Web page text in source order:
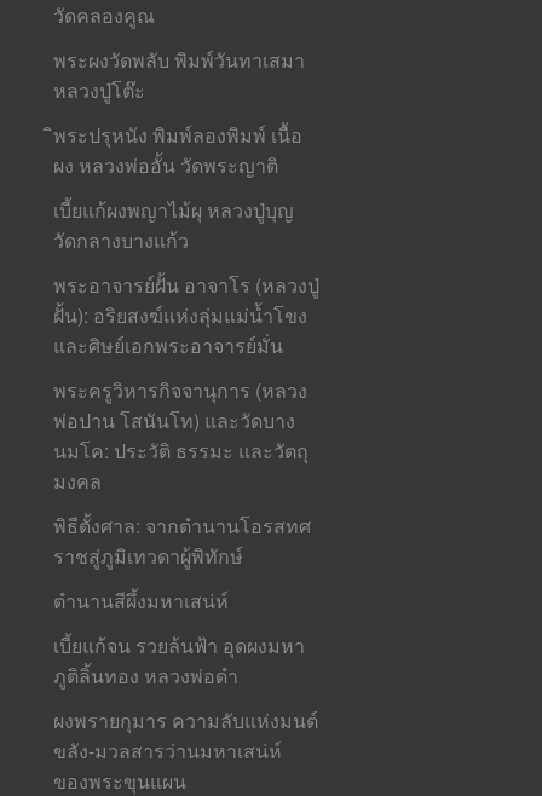
วัดคลองคูณ
พระผงวัดพลับ พิมพ์วันทาเสมา
หลวงปู่โต๊ะ
ิพระปรุหนัง พิมพ์ลองพิมพ์ เนื้อ
ผง หลวงพ่ออั้น วัดพระญาติ
เบี้ยแก้ผงพญาไม้ผุ หลวงปู่บุญ
วัดกลางบางแก้ว
พระอาจารย์ฝั้น อาจาโร (หลวงปู่
ฝั้น): อริยสงฆ์แห่งลุ่มแม่น้ำโขง
และศิษย์เอกพระอาจารย์มั่น
พระครูวิหารกิจจานุการ (หลวง
พ่อปาน โสนันโท) และวัดบาง
นมโค: ประวัติ ธรรมะ และวัตถุ
มงคล
พิธีตั้งศาล: จากตำนานโอรสทศ
ราชสู่ภูมิเทวดาผู้พิทักษ์
ตำนานสีผึ้งมหาเสน่ห์
เบี้ยแก้จน รวยล้นฟ้า อุดผงมหา
ภูติลิ้นทอง หลวงพ่อดำ
ผงพรายกุมาร ความลับแห่งมนต์
ขลัง-มวลสารว่านมหาเสน่ห์
ของพระขุนแผน